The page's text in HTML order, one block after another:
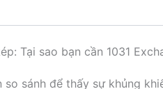
Tại sao bạn cần 1031
sánh để thấy sự khủng